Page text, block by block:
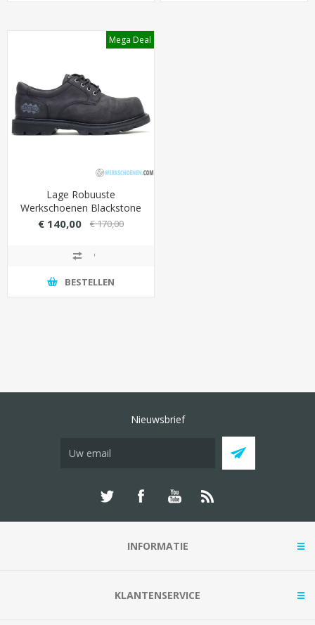
Mega Deal
Lage Robuuste
Werkschoenen Blackstone
545 S3
€ 140,00 € 170,00
BESTELLEN
Nieuwsbrief
INFORMATIE
KLANTENSERVICE